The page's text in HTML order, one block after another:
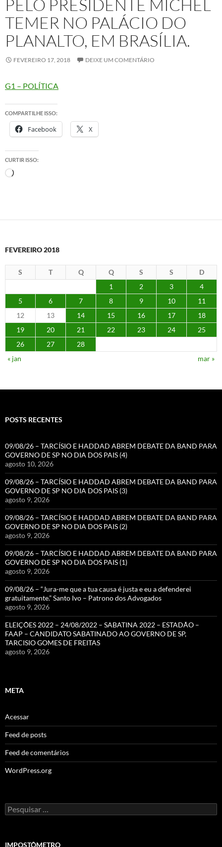
PELO PRESIDENTE MICHEL
TEMER NO PALÁCIO DO
PLANALTO, EM BRASÍLIA.
FEVEREIRO 17, 2018 DEIXE UM COMENTÁRIO
G1 – POLÍTICA
COMPARTILHE ISSO:
Facebook X
CURTIR ISSO:
Carregando...
FEVEREIRO 2018
S T Q Q S S
D
1
2 3
4
5
6 7 8 9 10
11
12
13 14 15 16 17
18
19
20 21 22 23 24
25
26
27
28
« jan
mar »
POSTS RECENTES
09/08/26 – TARCÍSIO E HADDAD ABREM DEBATE DA BAND PARA
GOVERNO DE SP NO DIA DOS PAIS (4)
agosto 10, 2026
09/08/26 – TARCÍSIO E HADDAD ABREM DEBATE DA BAND PARA
GOVERNO DE SP NO DIA DOS PAIS (3)
agosto 9, 2026
09/08/26 – TARCÍSIO E HADDAD ABREM DEBATE DA BAND PARA
GOVERNO DE SP NO DIA DOS PAIS (2)
agosto 9, 2026
09/08/26 – TARCÍSIO E HADDAD ABREM DEBATE DA BAND PARA
GOVERNO DE SP NO DIA DOS PAIS (1)
agosto 9, 2026
09/08/26 – “Jura-me que a tua causa é justa e eu a defenderei
gratuitamente.” Santo Ivo – Patrono dos Advogados
agosto 9, 2026
ELEIÇÕES 2022 – 24/08/2022 – SABATINA 2022 – ESTADÃO –
FAAP – CANDIDATO SABATINADO AO GOVERNO DE SP,
TARCISIO GOMES DE FREITAS
agosto 9, 2026
META
Acessar
Feed de posts
Feed de comentários
WordPress.org
Pesquisar
por:
IMPOSTÔMETRO